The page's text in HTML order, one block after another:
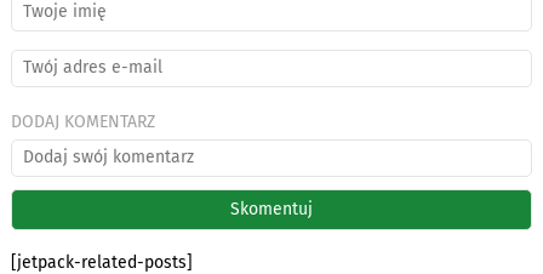
DODAJ KOMENTARZ
[jetpack-related-posts]